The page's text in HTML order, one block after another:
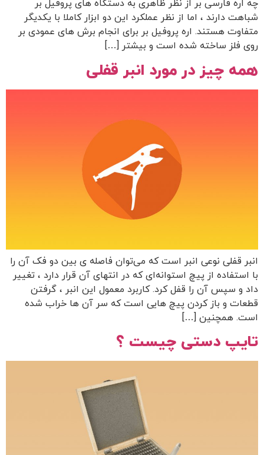
چه اره فارسی بر از نظر ظاهری به دستگاه های پروفیل بر
شباهت دارند ، اما از نظر عملکرد این دو ابزار کاملا با یکدیگر
متفاوت هستند. اره پروفیل بر برای انجام برش های عمودی بر
روی فلز ساخته شده است و بیشتر […]
همه چیز در مورد انبر قفلی
انبر قفلی نوعی انبر است که می‌توان فاصله ی بین دو فک آن را
با استفاده از پیچ استوانه‌ای که در انتهای آن قرار دارد ، تغییر
داد و سپس آن را قفل کرد. کاربرد معمول این انبر ، گرفتن
قطعات و باز کردن پیچ‌ هایی است که سر آن‌ ها خراب شده‌
است. همچنین […]
تایپ دستی چیست ؟